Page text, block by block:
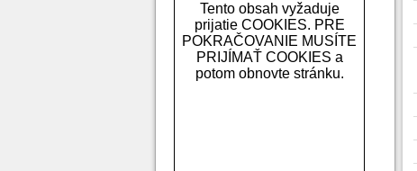
Tento obsah vyžaduje
prijatie COOKIES. PRE
POKRAČOVANIE MUSÍTE
PRIJÍMAŤ COOKIES a
potom obnovte stránku.